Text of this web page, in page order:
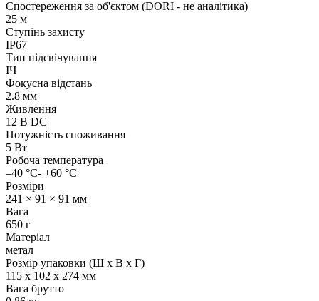
Спостереження за об'єктом (DORI - не аналітика)
25 м
Ступінь захисту
IP67
Тип підсвічування
ІЧ
Фокусна відстань
2.8 мм
Живлення
12 В DC
Потужність споживання
5 Вт
Робоча температура
–40 °C- +60 °C
Розміри
241 × 91 × 91 мм
Вага
650 г
Матеріал
метал
Розмір упаковки (Ш х В х Г)
115 x 102 x 274 мм
Вага брутто